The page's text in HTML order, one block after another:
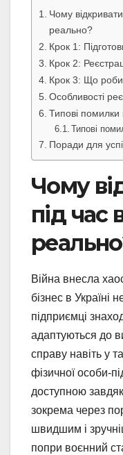
Чому
реально?
Крок 1:
Крок 2:
Крок 3: Що
Особливості
Типові
Типові
Поради для
Чому
під час
Війна внесла
бізнес в Україні
підприємці
адаптуються до
справу навіть у
фізичної особи-
доступною
зокрема через
швидшим і
попри воєнний